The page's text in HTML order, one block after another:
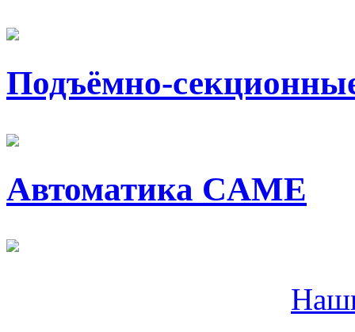
Подъёмно-
Автоматика CAME